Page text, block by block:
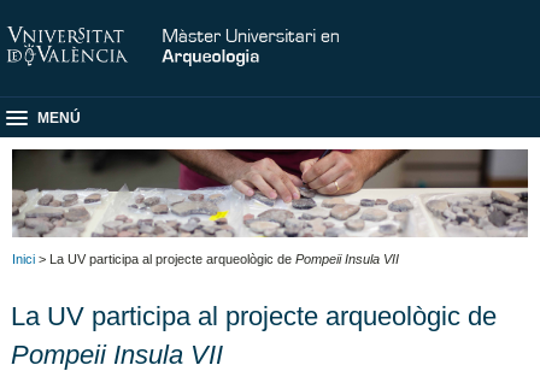
MENÚ
Inici > La UV participa al projecte arqueològic de Pompeii Insula VII
La UV participa al projecte arqueològic de
Pompeii Insula VII